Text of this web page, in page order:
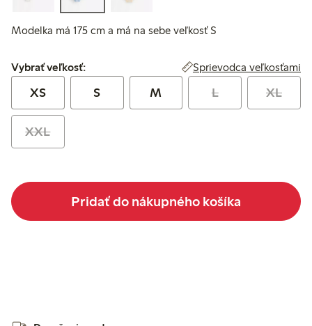
Modelka má 175 cm a má na sebe veľkosť S
Vybrať veľkosť:
Vybrať veľkosť: Sprievodca veľkosťami
XS S M L XL
XXL
Pridať do nákupného košíka